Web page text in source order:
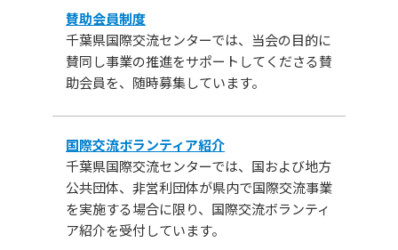
賛助会員制度
千葉県国際交流センターでは、当会の目的に
賛同し事業の推進をサポートしてくださる賛
助会員を、随時募集しています。
国際交流ボランティア紹介
千葉県国際交流センターでは、国および地方
公共団体、非営利団体が県内で国際交流事業
を実施する場合に限り、国際交流ボランティ
ア紹介を受付しています。